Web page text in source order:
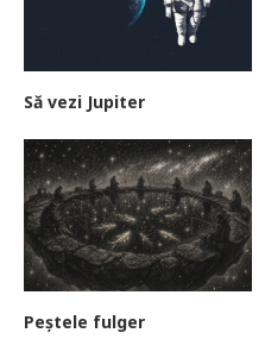
Să vezi Jupiter
Peștele fulger